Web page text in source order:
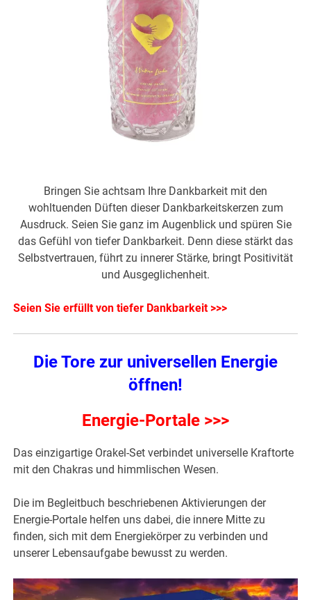
Bringen Sie achtsam Ihre Dankbarkeit mit den
wohltuenden Düften dieser Dankbarkeitskerzen zum
Ausdruck. Seien Sie ganz im Augenblick und spüren Sie
das Gefühl von tiefer Dankbarkeit. Denn diese stärkt das
Selbstvertrauen, führt zu innerer Stärke, bringt Positivität
und Ausgeglichenheit.
Seien Sie erfüllt von tiefer Dankbarkeit >>>
Die Tore zur universellen Energie
öffnen!
Energie-Portale >>>
Das einzigartige Orakel-Set verbindet universelle Kraftorte
mit den Chakras und himmlischen Wesen.
Die im Begleitbuch beschriebenen Aktivierungen der
Energie-Portale helfen uns dabei, die innere Mitte zu
finden, sich mit dem Energiekörper zu verbinden und
unserer Lebensaufgabe bewusst zu werden.